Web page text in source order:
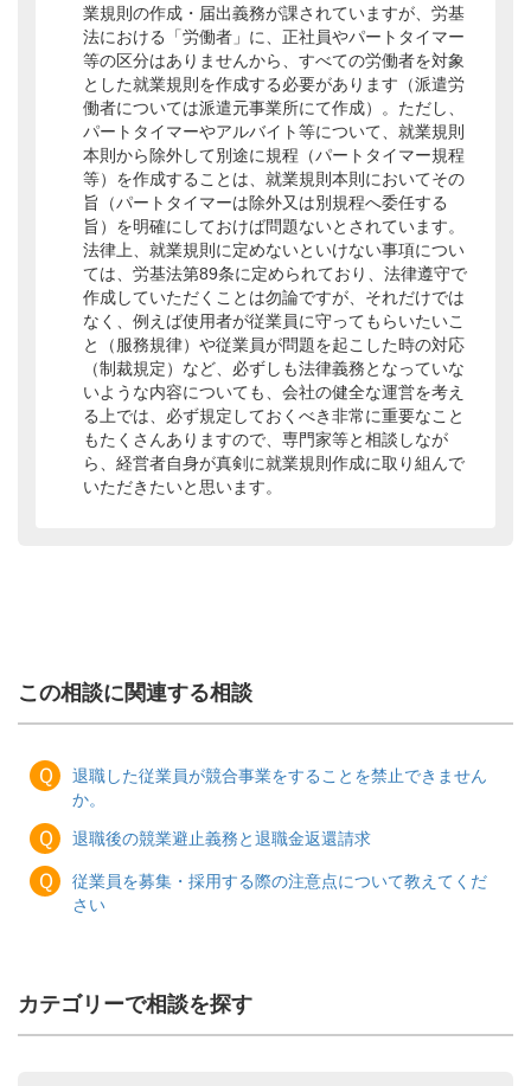
業規則の作成・届出義務が課されていますが、労基
法における「労働者」に、正社員やパートタイマー
等の区分はありませんから、すべての労働者を対象
とした就業規則を作成する必要があります（派遣労
働者については派遣元事業所にて作成）。ただし、
パートタイマーやアルバイト等について、就業規則
本則から除外して別途に規程（パートタイマー規程
等）を作成することは、就業規則本則においてその
旨（パートタイマーは除外又は別規程へ委任する
旨）を明確にしておけば問題ないとされています。
法律上、就業規則に定めないといけない事項につい
ては、労基法第89条に定められており、法律遵守で
作成していただくことは勿論ですが、それだけでは
なく、例えば使用者が従業員に守ってもらいたいこ
と（服務規律）や従業員が問題を起こした時の対応
（制裁規定）など、必ずしも法律義務となっていな
いような内容についても、会社の健全な運営を考え
る上では、必ず規定しておくべき非常に重要なこと
もたくさんありますので、専門家等と相談しなが
ら、経営者自身が真剣に就業規則作成に取り組んで
いただきたいと思います。
この相談に関連する相談
Ｑ
退職した従業員が競合事業をすることを禁止できません
か。
Ｑ 退職後の競業避止義務と退職金返還請求
Ｑ
従業員を募集・採用する際の注意点について教えてくだ
さい
カテゴリーで相談を探す